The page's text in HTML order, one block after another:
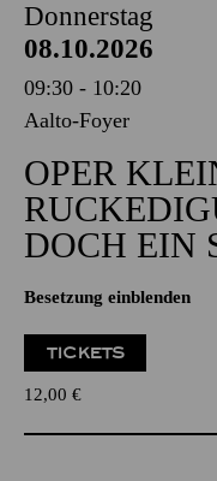
Donnerstag
08.10.2026
09:30 - 10:20
Aalto-Foyer
OPER
DOCH EIN
Besetzung einblenden
TICKETS
12,00 €